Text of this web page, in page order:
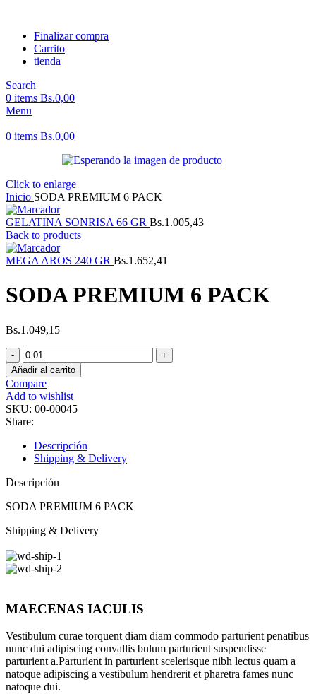
Finalizar compra
Carrito
tienda
Search
0 items Bs.0,00
Menu
0 items Bs.0,00
Click to enlarge
Inicio SODA PREMIUM 6 PACK
GELATINA SONRISA 66 GR Bs.1.005,43
Back to products
MEGA AROS 240 GR Bs.1.652,41
SODA PREMIUM 6 PACK
Bs.1.049,15
Añadir al carrito
Compare
Add to wishlist
SKU: 00-00045
Share:
Descripción
Shipping & Delivery
Descripción
SODA PREMIUM 6 PACK
Shipping & Delivery
MAECENAS IACULIS
Vestibulum curae torquent diam diam commodo parturient penatibus
nunc dui adipiscing convallis bulum parturient suspendisse
parturient a.Parturient in parturient scelerisque nibh lectus quam a
natoque adipiscing a vestibulum hendrerit et pharetra fames nunc
natoque dui.